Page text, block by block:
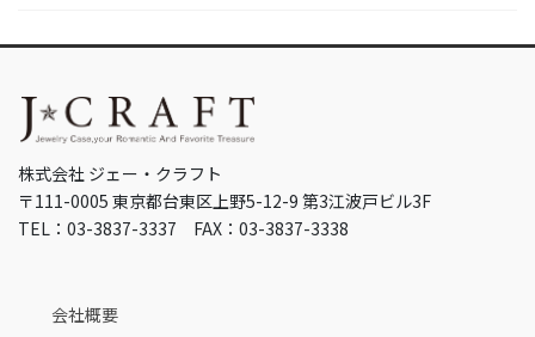
株式会社 ジェー・クラフト
〒111-0005 東京都台東区上野5-12-9 第3江波戸ビル3F
TEL：03-3837-3337 FAX：03-3837-3338
会社概要